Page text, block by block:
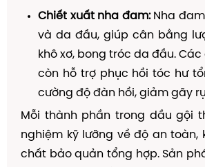
Chiết xuất nha đam:Nha
và da đầu, giúp cân bằng
khô xơ, bong tróc da đầu.
còn hỗ trợ phục hồi tóc hư
cường độ đàn hồi, giảm gãy
Mỗi thành phần trong dầu gội
nghiệm kỹ lưỡng về độ an
chất bảo quản tổng hợp. Sản